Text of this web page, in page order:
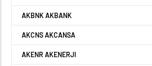
AKBNK AKBANK
AKCNS AKCANSA
AKENR AKENERJI